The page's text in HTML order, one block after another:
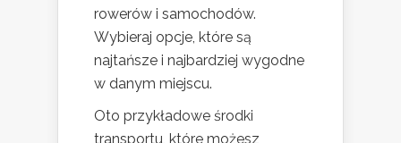
rowerów i samochodów.
Wybieraj opcje, które są
najtańsze i najbardziej wygodne
w danym miejscu.
Oto przykładowe środki
transportu, które możesz